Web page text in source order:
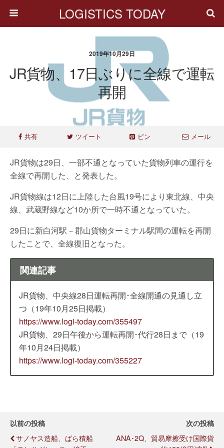
LOGISTICS TODAY
2019年10月29日
JR貨物、17日ぶりに全線で運転
再開
共有 ツイート ピン メール
JR貨物は29日、一部不通となっていた貨物列車の運行を
全線で再開した、と発表した。
JR貨物線は12日に上陸した台風19号により東北線、中央
線、武蔵野線など10か所で一時不通となっていた。
29日に新白河駅－郡山貨物ターミナル駅間の運転を再開
したことで、全線復旧となった。
関連記事
JR貨物、中央線28日運転再開･全線開通の見通し立
つ（19年10月25日掲載）
https://www.logi-today.com/355497
JR貨物、29日午後から運転再開･代行28日まで（19
年10月24日掲載）
https://www.logi-today.com/355227
以前の投稿
サノヤス造船、ばら積船
次の投稿
ANA･2Q、貿易摩擦受け国際貨